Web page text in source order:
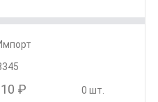
₽ 0 шт.